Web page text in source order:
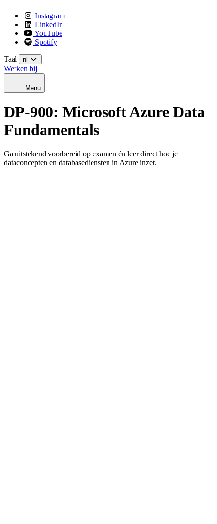
Instagram
LinkedIn
YouTube
Spotify
Taal nl
Werken bij
Menu
DP-900: Microsoft Azure Data
Fundamentals
Ga uitstekend voorbereid op examen én leer direct hoe je
dataconcepten en databasediensten in Azure inzet.